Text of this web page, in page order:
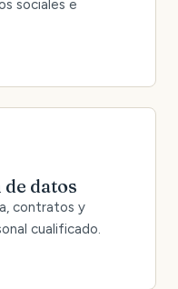
sociales e
datos
contratos y
cualificado.